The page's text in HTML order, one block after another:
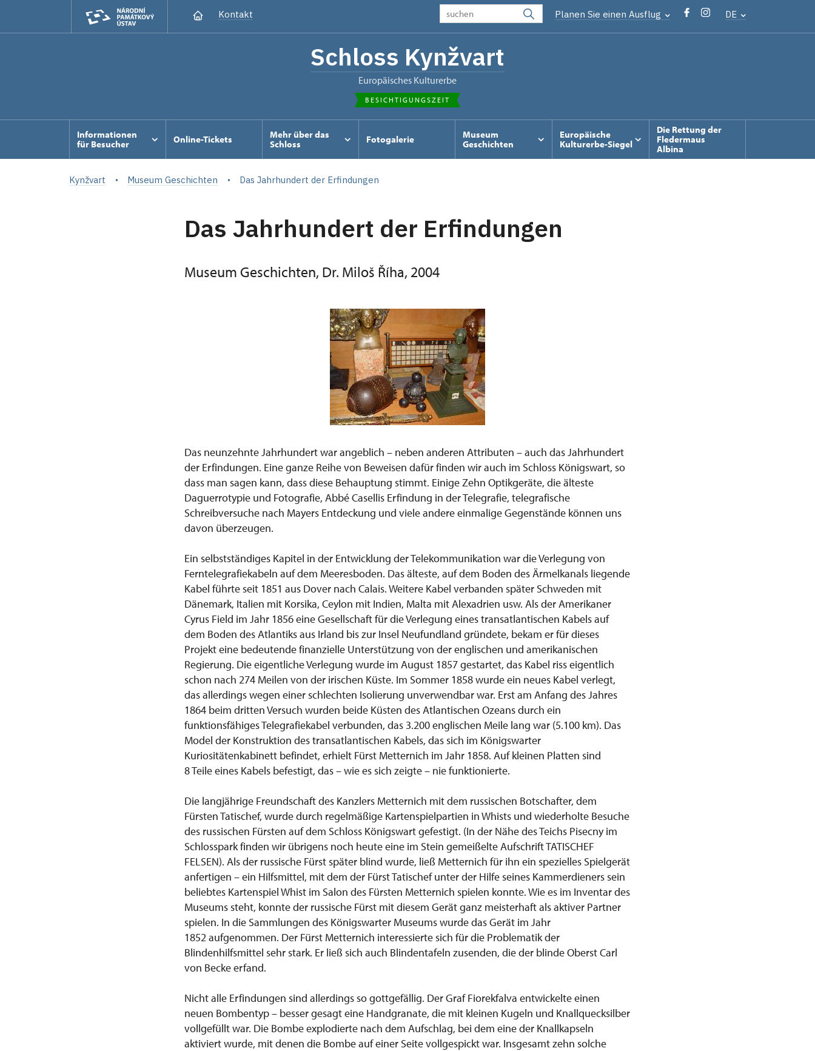
Kontakt Planen Sie einen Ausflug DE
Schloss Kynžvart
Europäisches Kulturerbe
BESICHTIGUNGSZEIT
Informationen
für Besucher
Online-Tickets
Mehr über das
Schloss
Fotogalerie
Museum
Geschichten
Europäische
Kulturerbe-Siegel
Die Rettung der
Fledermaus
Albina
Kynžvart Museum Geschichten Das Jahrhundert der Erfindungen
Das Jahrhundert der Erfindungen
Museum Geschichten, Dr. Miloš Říha, 2004
Das neunzehnte Jahrhundert war angeblich – neben anderen Attributen – auch das Jahrhundert
der Erfindungen. Eine ganze Reihe von Beweisen dafür finden wir auch im Schloss Königswart, so
dass man sagen kann, dass diese Behauptung stimmt. Einige Zehn Optikgeräte, die älteste
Daguerrotypie und Fotografie, Abbé Casellis Erfindung in der Telegrafie, telegrafische
Schreibversuche nach Mayers Entdeckung und viele andere einmalige Gegenstände können uns
davon überzeugen.
Ein selbstständiges Kapitel in der Entwicklung der Telekommunikation war die Verlegung von
Ferntelegrafiekabeln auf dem Meeresboden. Das älteste, auf dem Boden des Ärmelkanals liegende
Kabel führte seit 1851 aus Dover nach Calais. Weitere Kabel verbanden später Schweden mit
Dänemark, Italien mit Korsika, Ceylon mit Indien, Malta mit Alexadrien usw. Als der Amerikaner
Cyrus Field im Jahr 1856 eine Gesellschaft für die Verlegung eines transatlantischen Kabels auf
dem Boden des Atlantiks aus Irland bis zur Insel Neufundland gründete, bekam er für dieses
Projekt eine bedeutende finanzielle Unterstützung von der englischen und amerikanischen
Regierung. Die eigentliche Verlegung wurde im August 1857 gestartet, das Kabel riss eigentlich
schon nach 274 Meilen von der irischen Küste. Im Sommer 1858 wurde ein neues Kabel verlegt,
das allerdings wegen einer schlechten Isolierung unverwendbar war. Erst am Anfang des Jahres
1864 beim dritten Versuch wurden beide Küsten des Atlantischen Ozeans durch ein
funktionsfähiges Telegrafiekabel verbunden, das 3.200 englischen Meile lang war (5.100 km). Das
Model der Konstruktion des transatlantischen Kabels, das sich im Königswarter
Kuriositätenkabinett befindet, erhielt Fürst Metternich im Jahr 1858. Auf kleinen Platten sind
8 Teile eines Kabels befestigt, das – wie es sich zeigte – nie funktionierte.
Die langjährige Freundschaft des Kanzlers Metternich mit dem russischen Botschafter, dem
Fürsten Tatischef, wurde durch regelmäßige Kartenspielpartien in Whists und wiederholte Besuche
des russischen Fürsten auf dem Schloss Königswart gefestigt. (In der Nähe des Teichs Pisecny im
Schlosspark finden wir übrigens noch heute eine im Stein gemeißelte Aufschrift TATISCHEF
FELSEN). Als der russische Fürst später blind wurde, ließ Metternich für ihn ein spezielles Spielgerät
anfertigen – ein Hilfsmittel, mit dem der Fürst Tatischef unter der Hilfe seines Kammerdieners sein
beliebtes Kartenspiel Whist im Salon des Fürsten Metternich spielen konnte. Wie es im Inventar des
Museums steht, konnte der russische Fürst mit diesem Gerät ganz meisterhaft als aktiver Partner
spielen. In die Sammlungen des Königswarter Museums wurde das Gerät im Jahr
1852 aufgenommen. Der Fürst Metternich interessierte sich für die Problematik der
Blindenhilfsmittel sehr stark. Er ließ sich auch Blindentafeln zusenden, die der blinde Oberst Carl
von Becke erfand.
Nicht alle Erfindungen sind allerdings so gottgefällig. Der Graf Fiorekfalva entwickelte einen
neuen Bombentyp – besser gesagt eine Handgranate, die mit kleinen Kugeln und Knallquecksilber
vollgefüllt war. Die Bombe explodierte nach dem Aufschlag, bei dem eine der Knallkapseln
aktiviert wurde, mit denen die Bombe auf einer Seite vollgespickt war. Insgesamt zehn solche